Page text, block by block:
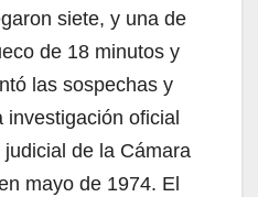
siete, y una de
de 18 minutos y
las sospechas y
investigación oficial
de la Cámara
mayo de 1974. El